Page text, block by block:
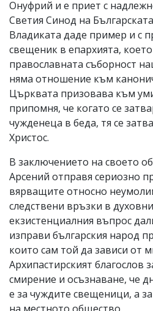
Онуфрий и е приет с
Светия Синод на
Владиката даде пример и с
свещеник в епархията,
православната съборност
няма отношение към
Църквата призовава към
припомня, че когато се
чужденеца в беда, тя се
Христос.
В заключението на своето
Арсений отправя сериозно
вярващите относно
следствени връзки в
екзистенциалния въпрос
изправи българския народ
които сам той да зависи от
Архипастирският благослов
смирение и осъзнаване, че
е за чуждите свещеници, а
на местното общество.